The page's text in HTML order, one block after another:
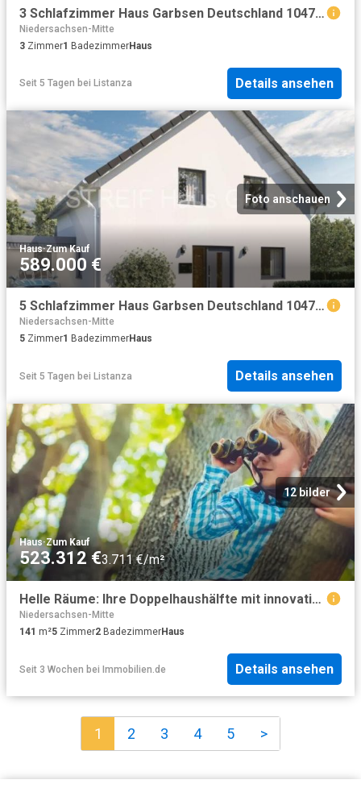
3 Schlafzimmer Haus Garbsen Deutschland 104795930
Niedersachsen-Mitte
3 Zimmer1 BadezimmerHaus
Seit 5 Tagen bei Listanza Details ansehen
Foto anschauen
Haus·Zum Kauf
589.000 €
5 Schlafzimmer Haus Garbsen Deutschland 104795929
Niedersachsen-Mitte
5 Zimmer1 BadezimmerHaus
Seit 5 Tagen bei Listanza Details ansehen
12 bilder
Haus·Zum Kauf
523.312 €3.711 €/m²
Helle Räume: Ihre Doppelhaushälfte mit innovativer Architektur und smarten Features / Klinkeraktion!
Niedersachsen-Mitte
141 m²5 Zimmer2 BadezimmerHaus
Seit 3 Wochen bei Immobilien.de Details ansehen
1 2 3 4 5 >